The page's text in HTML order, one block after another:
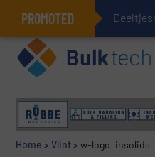
PROMOTED
Home >Vlint>w-